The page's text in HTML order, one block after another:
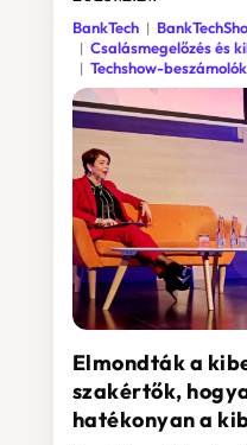
Elmondták a
szakértők,
hatékonyan a
BankTech
Csalásmegelőzés és
Techshow-beszámolók